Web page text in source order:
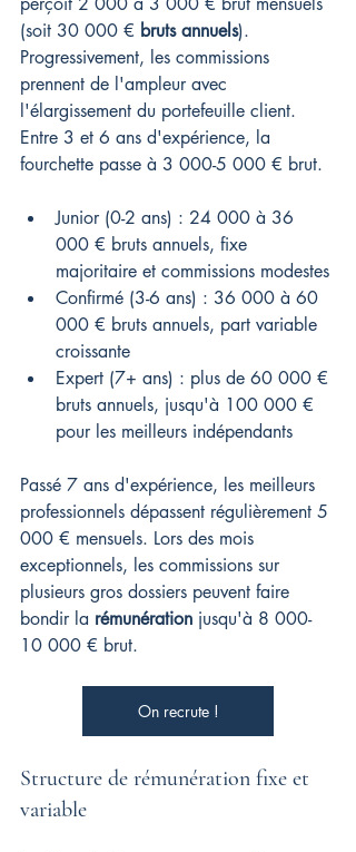
(soit 30 000 € bruts annuels).
Progressivement, les commissions
prennent de l'ampleur avec
l'élargissement du portefeuille client.
Entre 3 et 6 ans d'expérience, la
fourchette passe à 3 000-5 000 € brut.
Junior (0-2 ans) : 24 000 à 36
000 € bruts annuels, fixe
majoritaire et commissions modestes
Confirmé (3-6 ans) : 36 000 à 60
000 € bruts annuels, part variable
croissante
Expert (7+ ans) : plus de 60 000 €
bruts annuels, jusqu'à 100 000 €
pour les meilleurs indépendants
Passé 7 ans d'expérience, les meilleurs
professionnels dépassent régulièrement 5
000 € mensuels. Lors des mois
exceptionnels, les commissions sur
plusieurs gros dossiers peuvent faire
bondir la rémunération jusqu'à 8 000-
10 000 € brut.
On recrute !
Structure de rémunération fixe et
variable